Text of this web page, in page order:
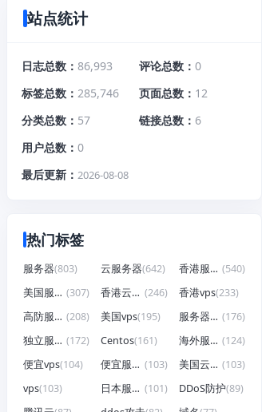
站点统计
日志总数 86,993 评论总数
0
标签总数
285,746 页面总数
12
分类总数
57 链接总数
6
用户总数
0
最后更新
2026-08-08
热门标签
服务器(803) 云服务器(642) 香港服务器 (540)
美国服务器 (307) 香港云服务器 (246) 香港vps(233)
高防服务器 (208) 美国vps(195) 服务器租用 (176)
独立服务器 (172) Centos(161) 海外服务器 (124)
便宜vps(104) 便宜服务器 (103) 美国云服务器 (103)
vps(103) 日本服务器 (101) DDoS防护(89)